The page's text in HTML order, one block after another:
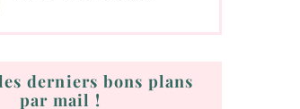
derniers bons plans
par mail !